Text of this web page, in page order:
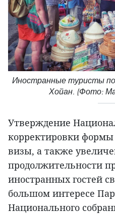
Иностранные туристы
Хойан. (Фото:
Утверждение
корректировки
визы, а также
продолжительности
иностранных гостей
большом интересе
Национального